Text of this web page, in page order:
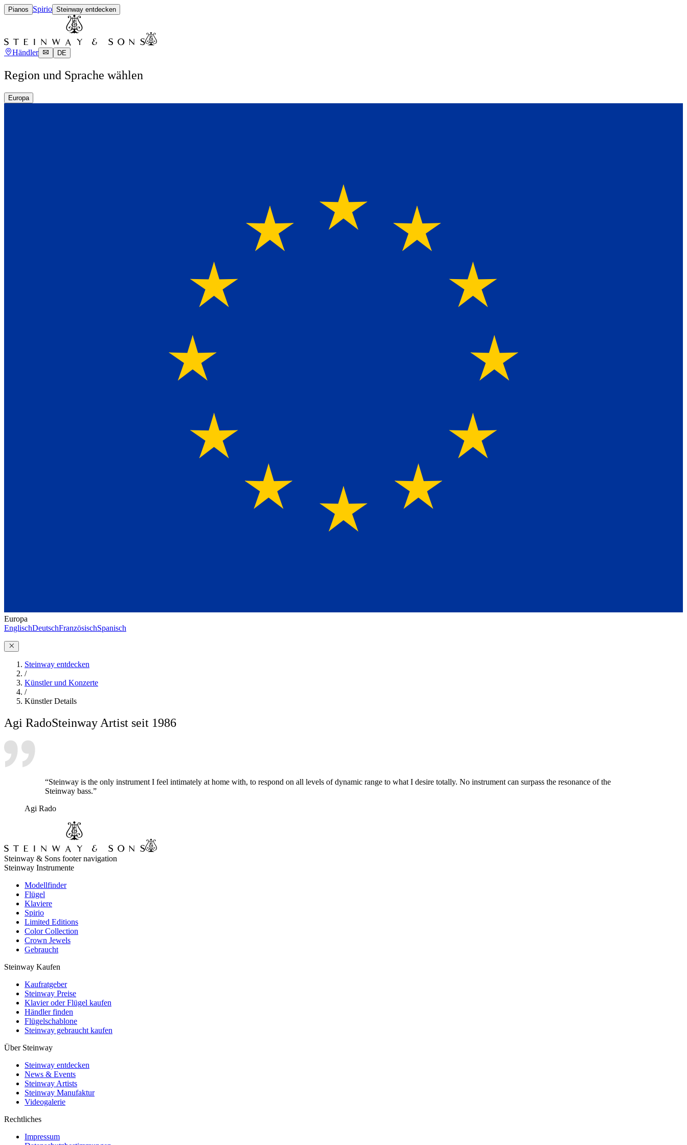
Pianos Spirio Steinway entdecken
Händler DE
Region und Sprache wählen
Europa
Europa
EnglischDeutschFranzösischSpanisch
Steinway entdecken
/
Künstler und Konzerte
/
Künstler Details
Agi RadoSteinway Artist seit 1986
“Steinway is the only instrument I feel intimately at home with, to respond on all levels of dynamic range to what I desire totally. No instrument can surpass the resonance of the
Steinway bass.”
Agi Rado
Steinway & Sons footer navigation
Steinway Instrumente
Modellfinder
Flügel
Klaviere
Spirio
Limited Editions
Color Collection
Crown Jewels
Gebraucht
Steinway Kaufen
Kaufratgeber
Steinway Preise
Klavier oder Flügel kaufen
Händler finden
Flügelschablone
Steinway gebraucht kaufen
Über Steinway
Steinway entdecken
News & Events
Steinway Artists
Steinway Manufaktur
Videogalerie
Rechtliches
Impressum